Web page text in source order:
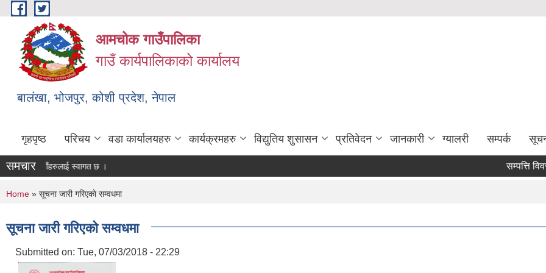
Skip to main content
आमचोक गाउँपालिका
गाउँ कार्यपालिकाको कार्यालय
बालंखा, भोजपुर, कोशी प्रदेश, नेपाल
गृहपृष्ठ परिचय वडा कार्यालयहरु कार्यक्रमहरु विद्युतिय शुसासन प्रतिवेदन जानकारी ग्यालरी सम्पर्क
मा यहाँहरुलाई स्वागत छ ।
समचार सम्पत्ति
You are here
Home » सूचना जारी गरिएकाे सम्वधमा
सूचना जारी गरिएकाे सम्वधमा
Submitted on: Tue, 07/03/2018 - 22:29